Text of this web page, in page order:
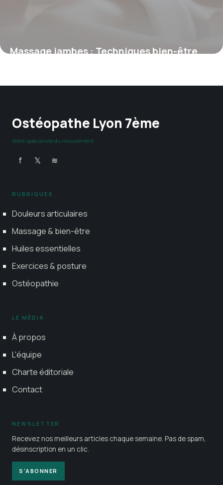
Massage jambes : Techniques bien-être
Ostéopathe Lyon 7ème
Votre spécialiste du mouvement
f 𝕏 ≋
RUBRIQUES
Douleurs articulaires
Massage & bien-être
Huiles essentielles
Exercices & posture
Ostéopathie
LE MÉDIA
À propos
L'équipe
Charte éditoriale
Contact
NEWSLETTER
Recevez nos meilleurs articles chaque semaine. Pas de spam,
désinscription en un clic.
S'ABONNER